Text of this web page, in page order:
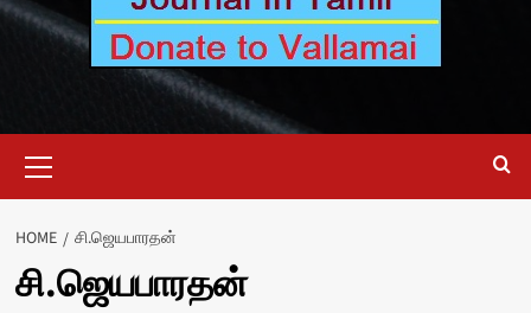
Menu
HOME சி.ஜெயபாரதன்
சி.ஜெயபாரதன்